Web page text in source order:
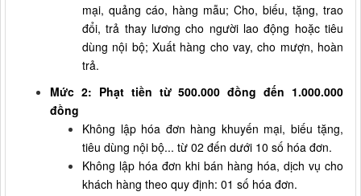
mại, quảng cáo, hàng mẫu; Cho, biếu, tặng, trao
đổi, trả thay lương cho người lao động hoặc tiêu
dùng nội bộ; Xuất hàng cho vay, cho mượn, hoàn
trả.
Mức 2: Phạt tiền từ 500.000 đồng đến 1.000.000
đồng
Không lập hóa đơn hàng khuyến mại, biếu tặng,
tiêu dùng nội bộ... từ 02 đến dưới 10 số hóa đơn.
Không lập hóa đơn khi bán hàng hóa, dịch vụ cho
khách hàng theo quy định: 01 số hóa đơn.